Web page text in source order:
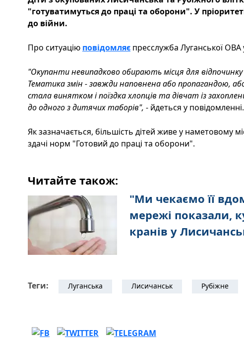
"готуватимуться до праці та оборони". У
до війни.
Про ситуацію повідомляє пресслужба Луганської ОВА
"Окупанти невипадково обирають місця для відпочинку
Тематика змін - завжди наповнена або пропагандою,
стала винятком і поїздка хлопців та дівчат із
до одного з дитячих таборів", - йдеться у повідомленні.
Як зазначається, більшість дітей живе у наметовому
здачі норм "Готовий до праці та оборони".
Читайте також:
"Ми чекаємо її
мережі показали,
кранів у
Теги: Луганська Лисичанськ Рубіжне